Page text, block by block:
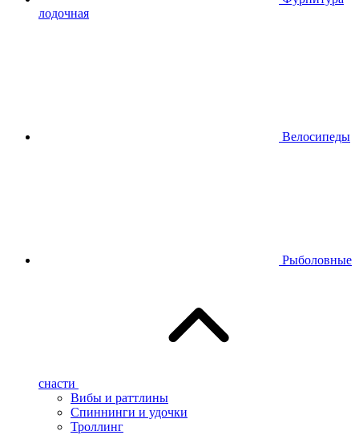
лодочная
Велосипеды
Рыболовные
снасти
Вибы и раттлины
Спиннинги и удочки
Троллинг